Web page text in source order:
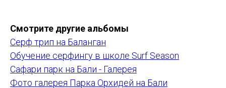
Смотрите другие альбомы
Серф трип на Баланган
Обучение серфингу в школе Surf Season
Сафари парк на Бали - Галерея
Фото галерея Парка Орхидей на Бали